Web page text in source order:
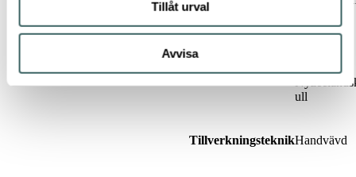
Tillåt urval
Avvisa
önskemål)
ull
TillverkningsteknikHandvävd